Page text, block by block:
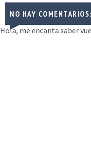
NO HAY COMENTARIOS:
Hola, me encanta saber